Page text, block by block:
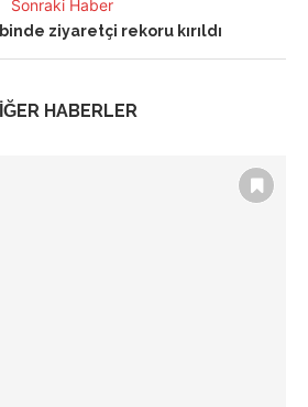
Sonraki Haber
ziyaretçi rekoru kırıldı
HABERLER